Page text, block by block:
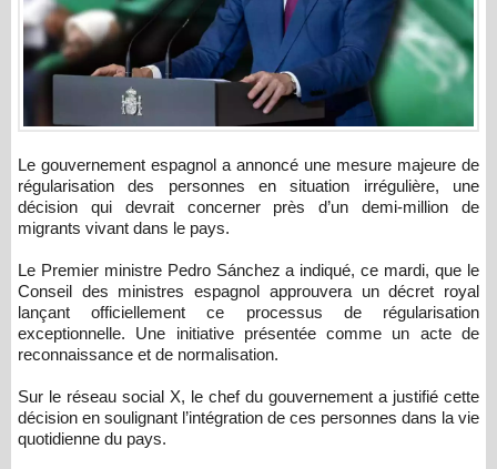
Le gouvernement espagnol a annoncé une mesure majeure de
régularisation des personnes en situation irrégulière, une
décision qui devrait concerner près d’un demi-million de
migrants vivant dans le pays.
Le Premier ministre Pedro Sánchez a indiqué, ce mardi, que le
Conseil des ministres espagnol approuvera un décret royal
lançant officiellement ce processus de régularisation
exceptionnelle. Une initiative présentée comme un acte de
reconnaissance et de normalisation.
Sur le réseau social X, le chef du gouvernement a justifié cette
décision en soulignant l’intégration de ces personnes dans la vie
quotidienne du pays.